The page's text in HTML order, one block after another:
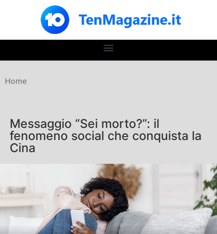
Home
Messaggio “Sei morto?”: il
fenomeno social che conquista la
Cina